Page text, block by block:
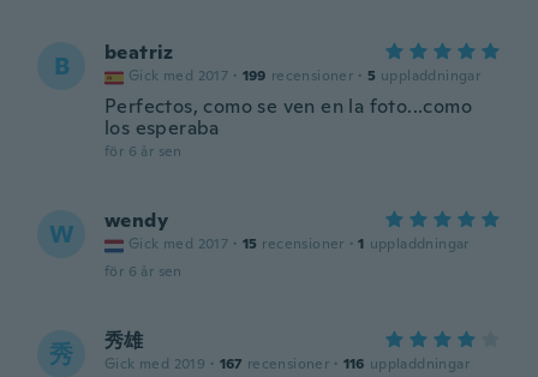
B beatriz
Gick med 2017 · 199 recensioner · 5 uppladdningar
Perfectos, como se ven en la foto...como
los esperaba
för 6 år sen
W wendy
Gick med 2017 · 15 recensioner · 1 uppladdningar
för 6 år sen
秀 秀雄
Gick med 2019 · 167 recensioner · 116 uppladdningar